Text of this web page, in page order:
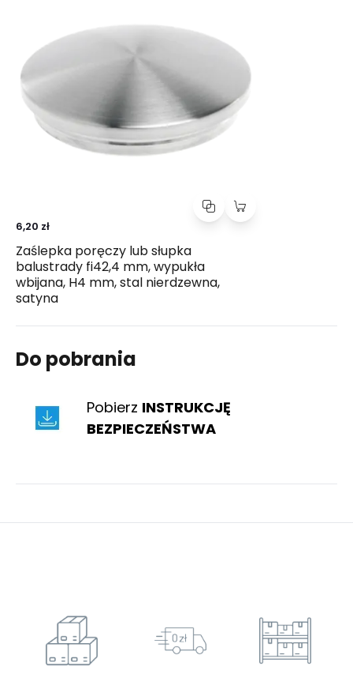
6,20 zł
Zaślepka poręczy lub słupka
balustrady fi42,4 mm, wypukła
wbijana, H4 mm, stal nierdzewna,
satyna
Do pobrania
Pobierz INSTRUKCJĘ
BEZPIECZEŃSTWA